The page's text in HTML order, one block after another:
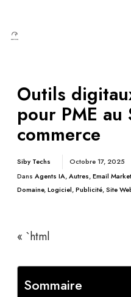
Outils
pour PME au
commerce
Siby Techs Octobre 17, 2025
Dans Agents IA,Autres,Email
Domaine,Logiciel,Publicité,Site
« `html
Sommaire